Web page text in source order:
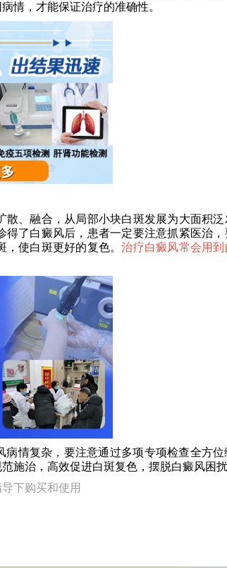
情，才能保证治疗的准确性。
、融合，从局部小块白斑发展为大面积泛
了白癜风后，患者一定要注意抓紧医治，
，使白斑更好的复色。治疗白癜风常会用到
情复杂，要注意通过多项专项检查全方位
施治，高效促进白斑复色，摆脱白癜风困扰
下购买和使用